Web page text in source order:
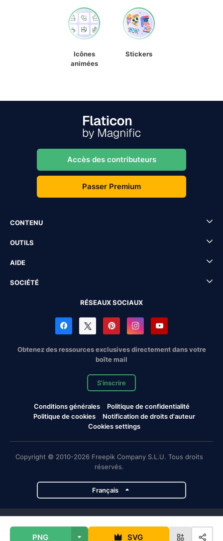
PNG SVG
Icônes
animées
Stickers
Accès des contributeurs
Passer Premium
CONTENU
OUTILS
AIDE
SOCIÉTÉ
RÉSEAUX SOCIAUX
Obtenez des ressources exclusives directement dans votre
boîte mail
S'inscrire
Conditions générales
Politique de confidentialité
Politique de cookies
Notification de droits d'auteur
Cookies settings
Copyright © 2010-2026 Freepik Company S.L.U. Tous droits
réservés.
Français